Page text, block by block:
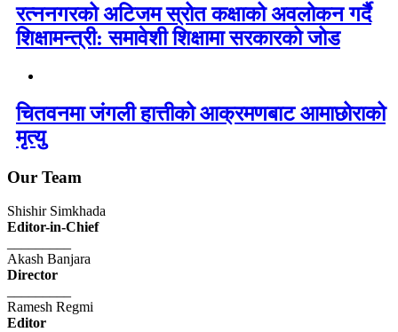
रत्ननगरको अटिजम स्रोत कक्षाको अवलोकन गर्दै
शिक्षामन्त्री: समावेशी शिक्षामा सरकारको जोड
चितवनमा जंगली हात्तीको आक्रमणबाट आमाछोराको
मृत्यु
Our Team
Shishir Simkhada
Editor-in-Chief
Akash Banjara
Director
Ramesh Regmi
Editor